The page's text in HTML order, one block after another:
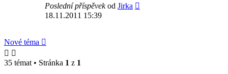
Poslední příspěvekod Jirka
18.11.2011 15:39
Nové téma
35 témat • Stránka 1 z 1